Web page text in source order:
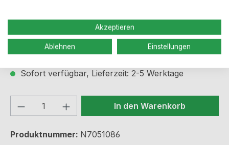
Preise inkl. MwSt. zzgl. Versandkosten
Sofort verfügbar, Lieferzeit: 2-5 Werktage
Produkt Anzahl: Gib denIn den Warenkorb
Produktnummer: N7051086
Akzeptieren
Ablehnen Einstellungen